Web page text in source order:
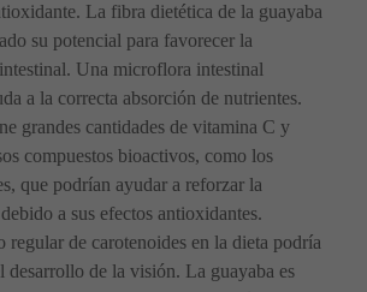
La fibra dietética de la guayaba
su potencial para favorecer la
Una microflora intestinal
a la correcta absorción de nutrientes.
grandes cantidades de vitamina C y
compuestos bioactivos, como los
que podrían ayudar a reforzar la
a sus efectos antioxidantes.
regular de carotenoides en la dieta podría
desarrollo de la visión. La guayaba es